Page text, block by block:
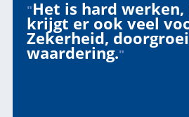
"Het is hard werken,
krijgt er ook veel
Zekerheid,
waardering."